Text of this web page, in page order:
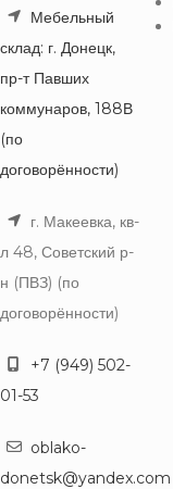
Мебельный
склад: г. Донецк,
пр-т Павших
коммунаров, 188В
(по
договорённости)
г. Макеевка, кв-
л 48, Советский р-
н (ПВЗ) (по
договорённости)
+7 (949) 502-
01-53
oblako-
donetsk@yandex.com